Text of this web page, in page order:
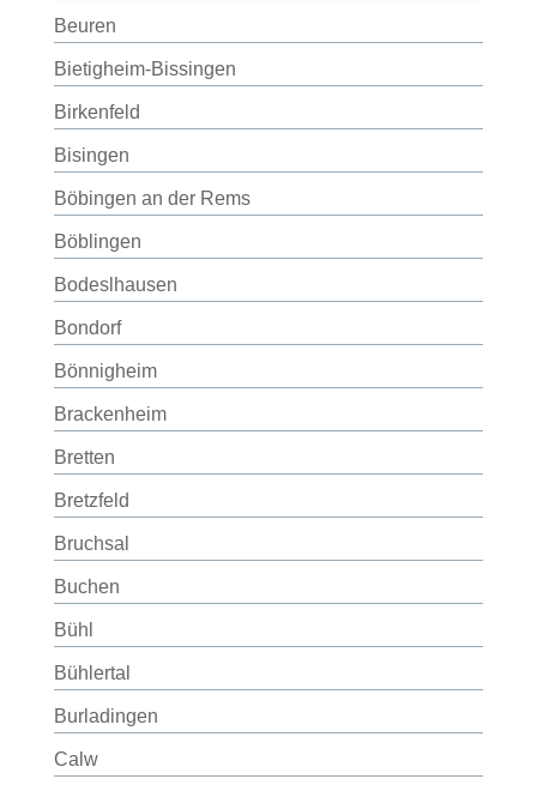
Beuren
Bietigheim-Bissingen
Birkenfeld
Bisingen
Böbingen an der Rems
Böblingen
Bodeslhausen
Bondorf
Bönnigheim
Brackenheim
Bretten
Bretzfeld
Bruchsal
Buchen
Bühl
Bühlertal
Burladingen
Calw